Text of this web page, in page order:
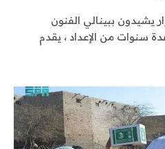
يشيدون ببينالي الفنون
سنوات من الإعداد ، يقدم